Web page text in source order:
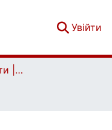
Увійти
Кваліфікаційні роботи | Qualifying works